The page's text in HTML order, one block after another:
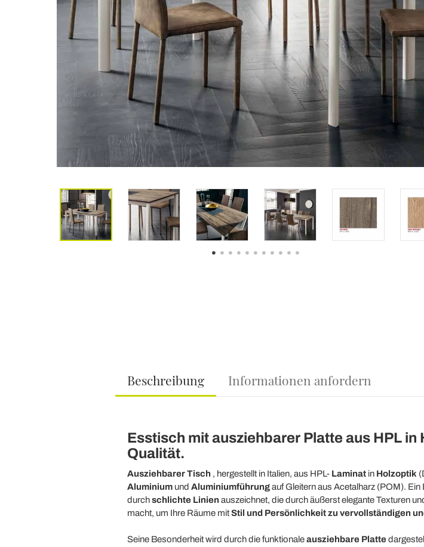
Beschreibung Informationen anfordern
Esstisch mit ausziehbarer Platte aus HPL
Qualität.
Ausziehbarer Tisch , hergestellt in Italien, aus HPL- Laminatin Holzoptik
Aluminiumund Aluminiumführungauf Gleitern aus Acetalharz (POM).
durchschlichte Linien auszeichnet, die durch äußerst elegante Texturen
macht, um Ihre Räume mitStil und Persönlichkeit zu vervollständigen
Seine Besonderheit wird durch die funktionaleausziehbare Platte